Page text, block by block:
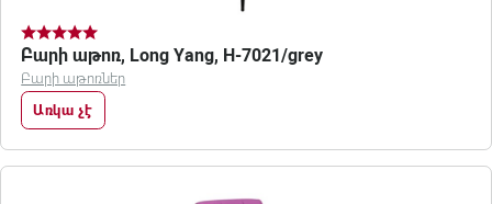
Բարի աթոռ, Long Yang, H-7021/grey
Բարի աթոռներ
Առկա չէ